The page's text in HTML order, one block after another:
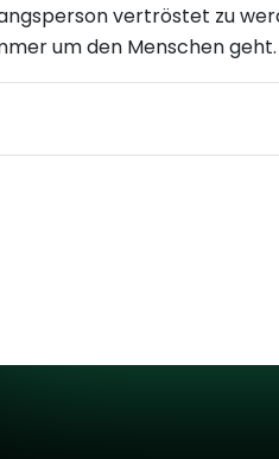
vertröstet zu
um den Menschen geht.